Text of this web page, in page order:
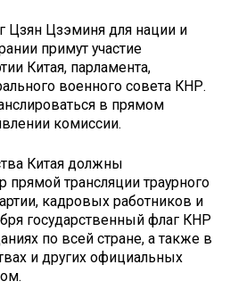
Цзян Цзэминя для нации и
примут участие
Китая, парламента,
военного совета КНР.
в прямом
комиссии.
Китая должны
прямой трансляции траурного
кадровых работников и
государственный флаг КНР
по всей стране, а также в
и других официальных